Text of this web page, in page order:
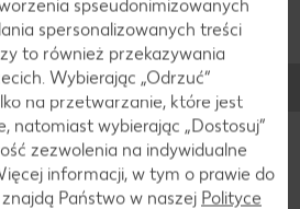
FB, Instagramie i TikToku!
Nie przegap żadnej okazji,
Zostań naszym fanem!
Dołącz do nas!
spseudonimizowanych
spersonalizowanych treści
to również przekazywania
Wybierając „Odrzuć“
na przetwarzanie, które jest
natomiast wybierając „Dostosuj”
zezwolenia na indywidualne
informacji, w tym o prawie do
Państwo w naszej Polityce